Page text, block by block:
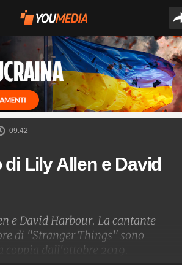
09:42
di Lily Allen e David
e David Harbour. La cantante
di "Stranger Things" sono
dall'ottobre 2019.